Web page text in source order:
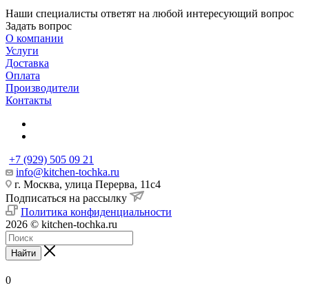
Наши специалисты ответят на любой интересующий вопрос
Задать вопрос
О компании
Услуги
Доставка
Оплата
Производители
Контакты
+7 (929) 505 09 21
info@kitchen-tochka.ru
г. Москва, улица Перерва, 11с4
Подписаться на рассылку
Политика конфиденциальности
2026 © kitchen-tochka.ru
Найти
0